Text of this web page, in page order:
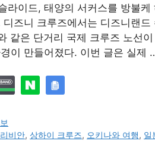
라이드, 태양의 서커스를 방불
즈니 크루즈에서는 디즈니랜
같은 단거리 국제 크루즈 노선
이 만들어졌다. 이번 글은 실제
비안,상하이 크루즈, 오키나와 여행, 일